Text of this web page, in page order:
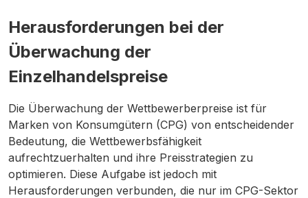
Herausforderungen bei der
Überwachung der
Einzelhandelspreise
Die Überwachung der Wettbewerberpreise ist für
Marken von Konsumgütern (CPG) von entscheidender
Bedeutung, die Wettbewerbsfähigkeit
aufrechtzuerhalten und ihre Preisstrategien zu
optimieren. Diese Aufgabe ist jedoch mit
Herausforderungen verbunden, die nur im CPG-Sektor